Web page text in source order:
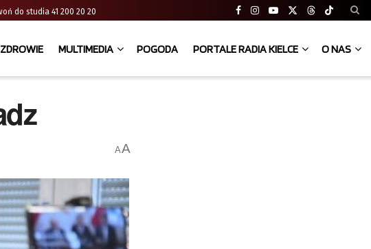
do studia 41 200 20 20
ZDROWIE MULTIMEDIA POGODA PORTALE RADIA KIELCE O NAS
AA